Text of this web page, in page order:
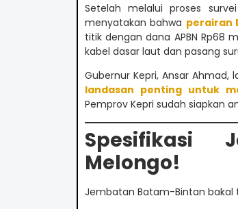
Setelah melalui proses
menyatakan bahwa perairan
titik dengan dana APBN Rp68
kabel dasar laut dan pasang
Gubernur Kepri, Ansar Ahmad,
landasan penting untuk
Pemprov Kepri sudah siapkan
Spesifikasi
Melongo!
Jembatan Batam-Bintan bakal